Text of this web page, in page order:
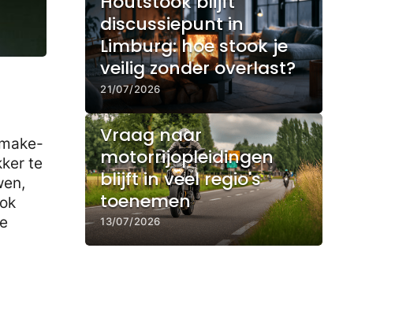
te
discussiepunt in
Limburg: hoe stook je
veilig zonder overlast?
21/07/2026
Vraag naar
motorrijopleidingen
blijft in veel regio's
toenemen
13/07/2026